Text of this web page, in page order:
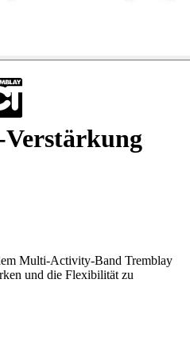
Multi-Activity-Band Tremblay
und die Flexibilität zu